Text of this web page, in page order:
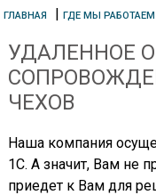
ГЛАВНАЯ |ГДЕ МЫ РАБОТАЕМ
УДАЛЕННОЕ
ЧЕХОВ
Наша компания
1С. А значит, Вам не
приедет к Вам для